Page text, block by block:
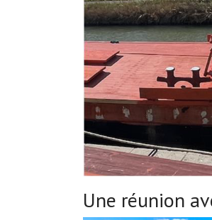
Une réunion